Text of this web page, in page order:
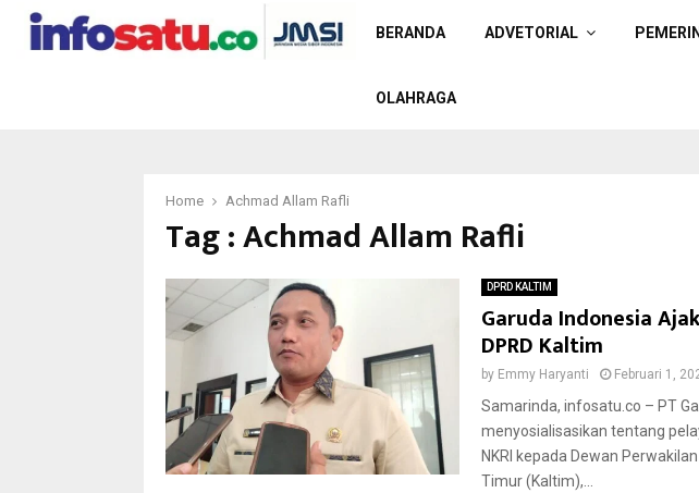
BERANDA ADVETORIAL
OLAHRAGA
Home Achmad Allam Rafli
Tag : Achmad Allam Rafli
DPRD KALTIM
Garuda Indonesia
DPRD Kaltim
by Emmy Haryanti Februari 1,
Samarinda, infosatu.co – PT
menyosialisasikan tentang
NKRI kepada Dewan
Timur (Kaltim),...